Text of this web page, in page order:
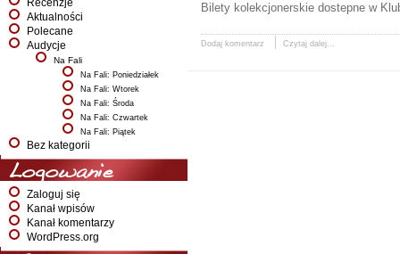
Recenzje
Aktualności
Polecane
Audycje
Na Fali
Na Fali: Poniedziałek
Na Fali: Wtorek
Na Fali: Środa
Na Fali: Czwartek
Na Fali: Piątek
Bez kategorii
Logowanie
Zaloguj się
Kanał wpisów
Kanał komentarzy
WordPress.org
Bilety kolekcjonerskie dostepne w
Dodaj komentarz Czytaj dalej...